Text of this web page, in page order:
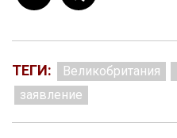
ТЕГИ: Великобритания
заявление